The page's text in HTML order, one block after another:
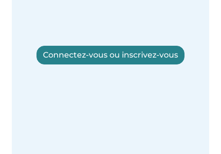
Connectez-vous ou inscrivez-vous